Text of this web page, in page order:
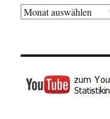
Archiv